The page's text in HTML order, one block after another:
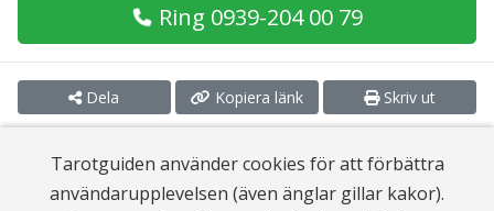
Ring 0939-204 00 79
Dela Kopiera länk Skriv ut
Tarotguiden använder cookies för att förbättra
användarupplevelsen (även änglar gillar kakor).